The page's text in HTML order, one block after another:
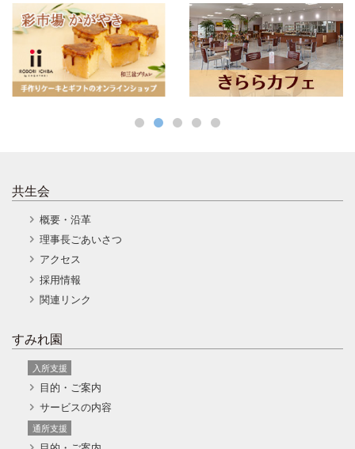
共生会
概要・沿革
理事長ごあいさつ
アクセス
採用情報
関連リンク
すみれ園
入所支援
目的・ご案内
サービスの内容
通所支援